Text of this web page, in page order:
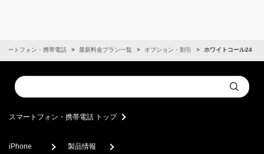
マートフォン・携帯電話 最新料金プラン一覧 オプション・割引 ホワイトコール24
Conduct
a
Submit
スマートフォン・携帯電話 トップ
iPhone 製品情報